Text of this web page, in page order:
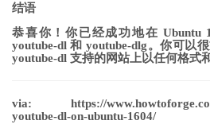
结语
恭喜你！你已经成功地在 Ubuntu
youtube-dl 和 youtube-dlg。你可以
youtube-dl 支持的网站上以任何格式
via: https://
youtube-dl-on-ubuntu-1604/